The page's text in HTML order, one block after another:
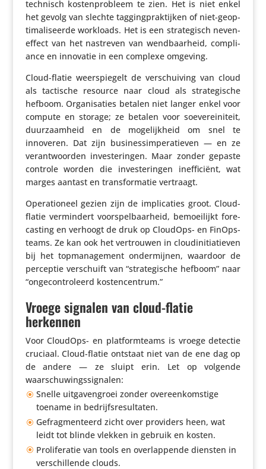
technisch kosten­pro­bleem te zien. Het is niet enkel
het gevolg van slechte tagging­prak­tijken of niet-geop­
ti­ma­li­seerde workloads. Het is een stra­te­gisch neven­
ef­fect van het nastreven van wend­baar­heid, compli­
ance en innovatie in een complexe omgeving.
Cloud-flatie weer­spie­gelt de verschui­ving van cloud
als tactische resource naar cloud als stra­te­gi­sche
hefboom. Orga­ni­sa­ties betalen niet langer enkel voor
compute en storage; ze betalen voor soeve­rei­ni­teit,
duur­zaam­heid en de moge­lijk­heid om snel te
innoveren. Dat zijn busi­nes­s­im­pe­ra­tieven — en ze
verant­woorden inves­te­ringen. Maar zonder gepaste
controle worden die inves­te­ringen inef­fi­ciënt, wat
marges aantast en trans­for­matie vertraagt.
Opera­ti­o­neel gezien zijn de impli­ca­ties groot. Cloud-
flatie vermin­dert voor­spel­baar­heid, bemoei­lijkt fore­
cas­ting en verhoogt de druk op CloudOps- en FinOps-
teams. Ze kan ook het vertrouwen in clou­di­ni­ti­a­tieven
bij het topma­na­ge­ment onder­mijnen, waardoor de
perceptie verschuift van “stra­te­gi­sche hefboom” naar
“onge­con­tro­leerd kostencentrum.”
Vroege signalen van cloud-flatie
herkennen
Voor CloudOps- en plat­form­teams is vroege detectie
cruciaal. Cloud-flatie ontstaat niet van de ene dag op
de andere — ze sluipt erin. Let op volgende
waarschuwingssignalen:
Snelle uitga­ven­groei zonder over­een­kom­stige
toename in bedrijfsresultaten.
Gefrag­men­teerd zicht over providers heen, wat
leidt tot blinde vlekken in gebruik en kosten.
Proli­fe­ratie van tools en over­lap­pende diensten in
verschil­lende clouds.